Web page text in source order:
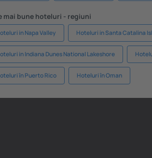
mai bune hoteluri - regiuni
in Napa Valley Hoteluri in Santa Catalina
in Indiana Dunes National Lakeshore
în Puerto Rico Hoteluri în Oman